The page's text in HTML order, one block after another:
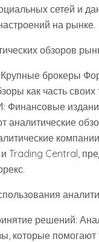
сетей и
на рынке.
обзоров
брокеры
как часть
аналитические
Trading Central,
решений:
которые